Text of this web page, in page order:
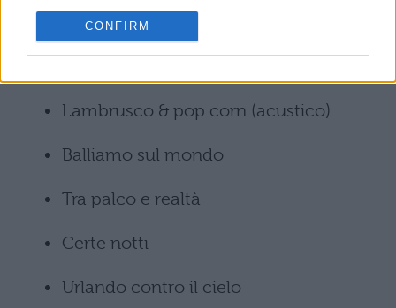
CONFIRM
Il meglio deve ancora venire
Lambrusco & pop corn (acustico)
Balliamo sul mondo
Tra palco e realtà
Certe notti
Urlando contro il cielo